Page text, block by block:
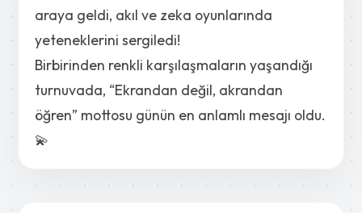
araya geldi, akıl ve zeka oyunlarında
yeteneklerini sergiledi!
Birbirinden renkli karşılaşmaların yaşandığı
turnuvada, “Ekrandan değil, akrandan
öğren” mottosu günün en anlamlı mesajı oldu.
💫